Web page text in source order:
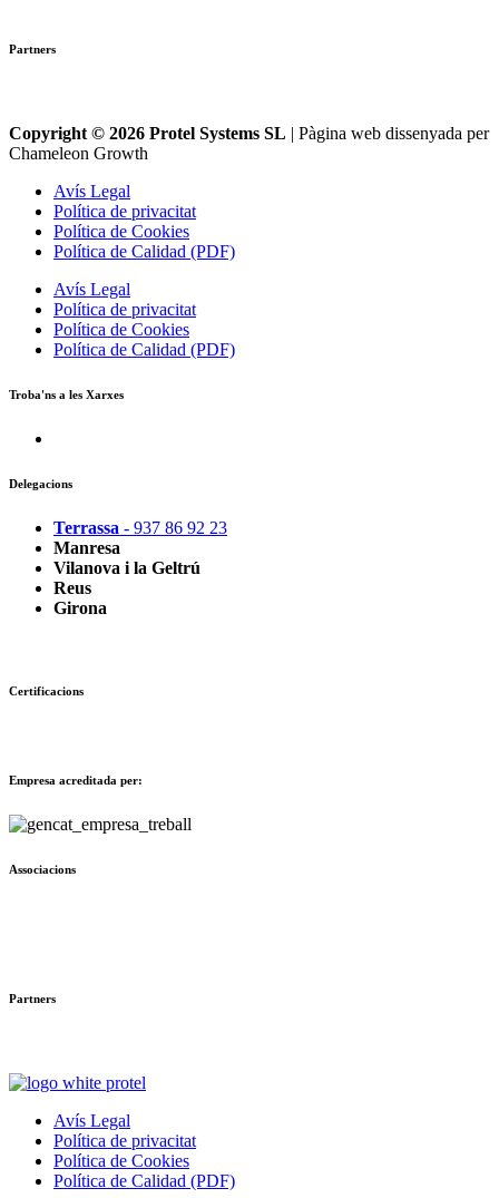
Partners
Copyright © 2026 Protel Systems SL | Pàgina web dissenyada per
Chameleon Growth
Avís Legal
Política de privacitat
Política de Cookies
Política de Calidad (PDF)
Avís Legal
Política de privacitat
Política de Cookies
Política de Calidad (PDF)
Troba'ns a les Xarxes
Delegacions
Terrassa - 937 86 92 23
Manresa
Vilanova i la Geltrú
Reus
Girona
Certificacions
Empresa acreditada per:
Associacions
Partners
Avís Legal
Política de privacitat
Política de Cookies
Política de Calidad (PDF)